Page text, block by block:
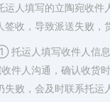
运人填写的立陶宛收
收，导致派送失败，
托运人填写收件人信
件人沟通，确认收货
失败，会及时联系托运